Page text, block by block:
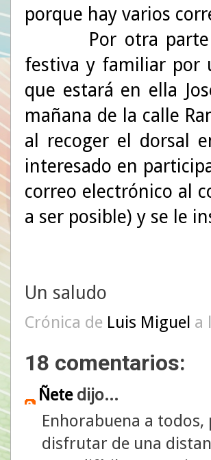
porque hay varios
Por otra parte
festiva y familiar por
que estará en ella
mañana de la calle
al recoger el dorsal
interesado en
correo electrónico al
a ser posible) y se le
Un saludo
Crónica de Luis Miguel a
18 comentarios:
Ñetedijo...
Enhorabuena a
disfrutar de una